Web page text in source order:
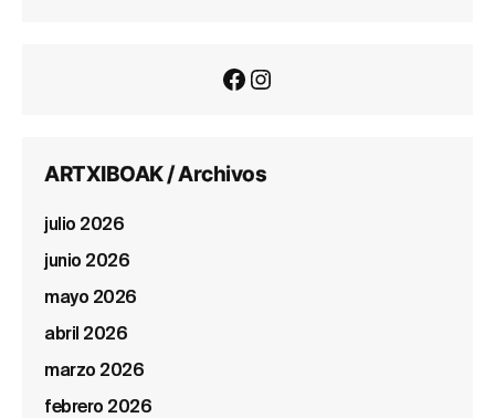
Facebook
Instagram
ARTXIBOAK / Archivos
julio 2026
junio 2026
mayo 2026
abril 2026
marzo 2026
febrero 2026